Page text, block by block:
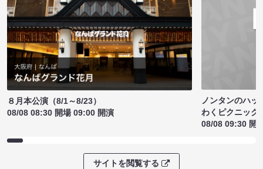
８月本公演（8/1～8/23）
08/08 08:30 開場 09:00 開演
ノンタンのハッ
わくピクニック
08/08 09:30 開
サイトを閲覧する